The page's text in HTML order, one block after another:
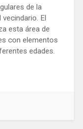
de la
El
esta área de
con elementos
edades.